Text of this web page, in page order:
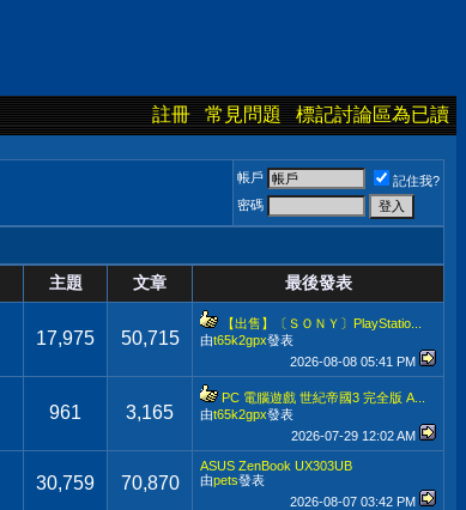
註冊 常見問題 標記討論區為已讀
帳戶
記住我?
密碼
主題 文章 最後發表
17,975 50,715
【出售】〔ＳＯＮＹ〕PlayStatio...
由t65k2gpx發表
2026-08-08 05:41 PM
961 3,165
PC 電腦遊戲 世紀帝國3 完全版 A...
由t65k2gpx發表
2026-07-29 12:02 AM
30,759 70,870
ASUS ZenBook UX303UB
由pets發表
2026-08-07 03:42 PM